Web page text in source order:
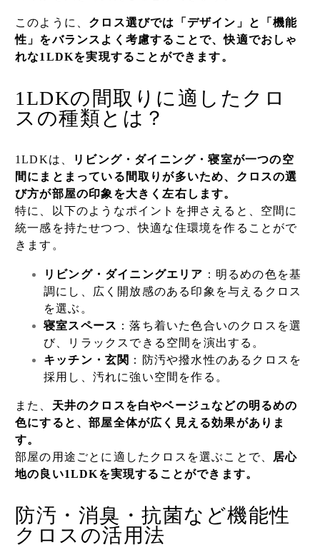
このように、 クロス選びでは「デザイン」と「機能
性」をバランスよく考慮することで、快適でおしゃ
れな1LDKを実現することができます。
1LDKの間取りに適したクロ
スの種類とは？
1LDKは、
リビング・ダイニング・寝室が一つの空
間にまとまっている間取りが多いため、クロスの選
び方が部屋の印象を大きく左右します。
特に、以下のようなポイントを押さえると、空間に
統一感を持たせつつ、快適な住環境を作ることがで
きます。
リビング・ダイニングエリア ：明るめの色を基
調にし、広く開放感のある印象を与えるクロス
を選ぶ。
寝室スペース ：落ち着いた色合いのクロスを選
び、リラックスできる空間を演出する。
キッチン・玄関 ：防汚や撥水性のあるクロスを
採用し、汚れに強い空間を作る。
また、 天井のクロスを白やベージュなどの明るめの
色にすると、部屋全体が広く見える効果がありま
す。
部屋の用途ごとに適したクロスを選ぶことで、
居心
地の良い1LDKを実現することができます。
防汚・消臭・抗菌など機能性
クロスの活用法